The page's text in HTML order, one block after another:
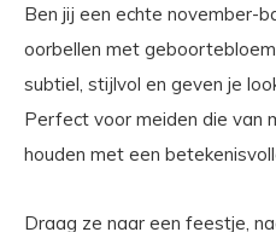
Ben jij een echte november-
oorbellen met
subtiel, stijlvol en geven je
Perfect voor meiden die van
houden met een
Draag ze naar een feestje,